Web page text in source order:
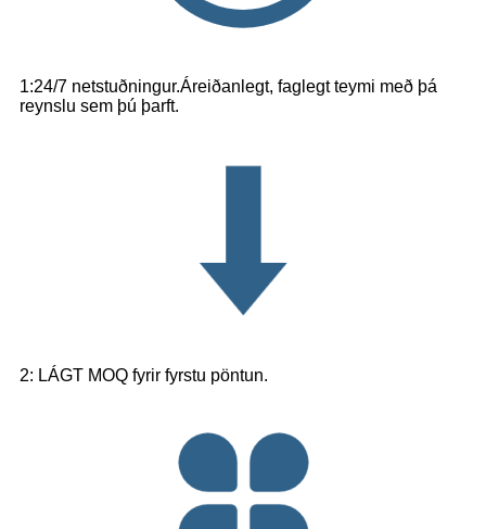
1:24/7 netstuðningur.Áreiðanlegt, faglegt teymi með þá
reynslu sem þú þarft.
2: LÁGT MOQ fyrir fyrstu pöntun.